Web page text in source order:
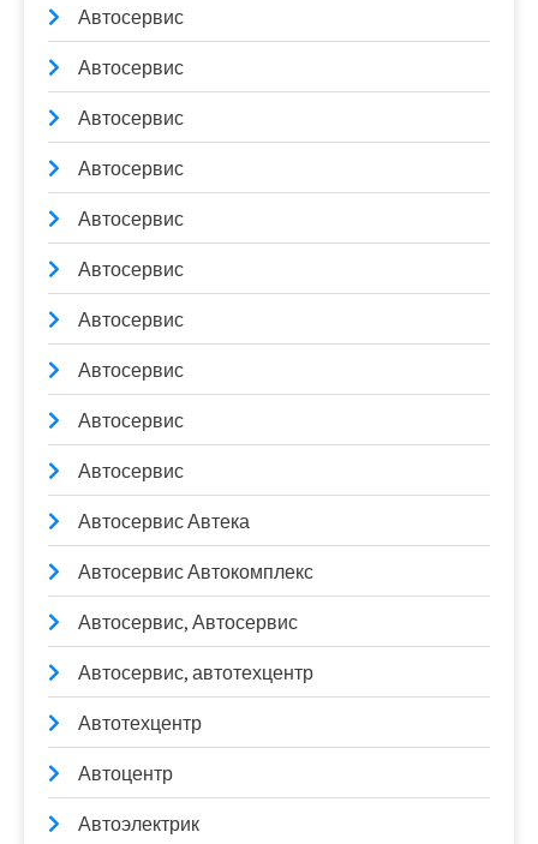
Автосервис
Автосервис
Автосервис
Автосервис
Автосервис
Автосервис
Автосервис
Автосервис
Автосервис
Автосервис
Автосервис Автека
Автосервис Автокомплекс
Автосервис, Автосервис
Автосервис, автотехцентр
Автотехцентр
Автоцентр
Автоэлектрик